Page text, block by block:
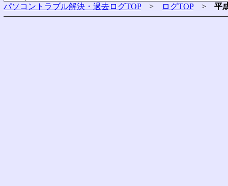
パソコントラブル解決・過去ログTOP> ログTOP> 平